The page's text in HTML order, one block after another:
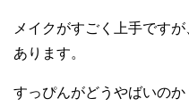
メイクがすごく上手です
あります。
すっぴんがどうやばいのか